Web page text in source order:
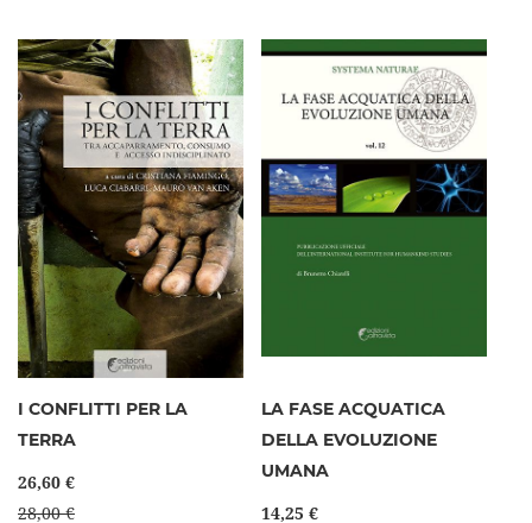
I CONFLITTI PER LA
TERRA
26,60 €
28,00 €
LA FASE ACQUATICA
DELLA EVOLUZIONE
UMANA
14,25 €